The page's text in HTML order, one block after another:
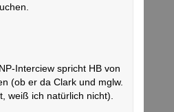
Interciew spricht HB von
(ob er da Clark und mglw.
weiß ich natürlich nicht).